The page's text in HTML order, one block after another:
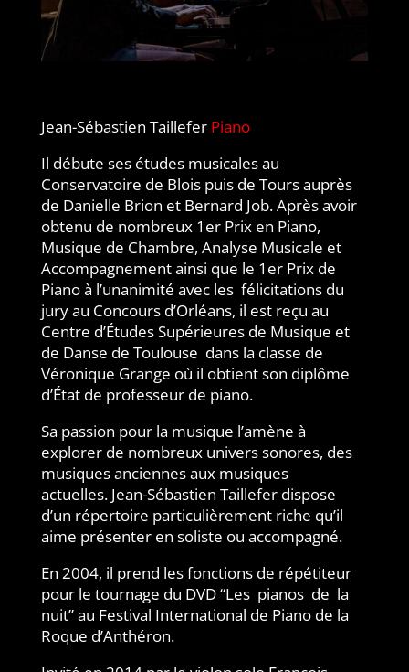
Jean-Sébastien Taillefer Piano
Il débute ses études musicales au
Conservatoire de Blois puis de Tours auprès
de Danielle Brion et Bernard Job. Après avoir
obtenu de nombreux 1er Prix en Piano,
Musique de Chambre, Analyse Musicale et
Accompagnement ainsi que le 1er Prix de
Piano à l’unanimité avec les félicitations du
juryau Concours d’Orléans, il est reçu au
Centre d’Études Supérieures de Musique et
de Danse de Toulouse dans la classe de
Véronique Grange où il obtient son diplôme
d’État de professeur de piano.
Sa passion pour la musique l’amène à
explorer de nombreux universsonores, des
musiques anciennes aux musiques
actuelles. Jean-Sébastien Taillefer dispose
d’un répertoire particulièrement riche qu’il
aime présenter en soliste ou accompagné.
En 2004, il prend les fonctions de répétiteur
pour le tournage du DVD“Les pianos de la
nuit” au Festival International de Piano de la
Roque d’Anthéron.